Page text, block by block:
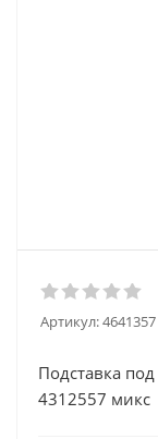
Артикул:4641357
Подставка
4312557 микс